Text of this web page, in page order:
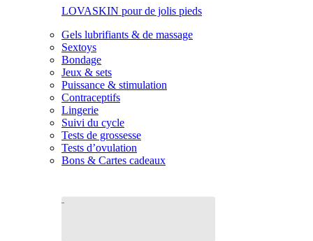
LOVASKIN pour de jolis pieds
Gels lubrifiants & de massage
Sextoys
Bondage
Jeux & sets
Puissance & stimulation
Contraceptifs
Lingerie
Suivi du cycle
Tests de grossesse
Tests d’ovulation
Bons & Cartes cadeaux